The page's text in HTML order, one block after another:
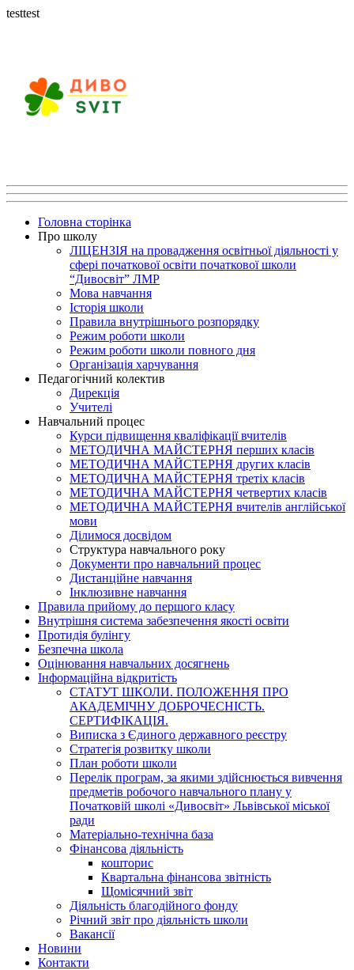
testtest
Головна сторінка
Про школу
ЛІЦЕНЗІЯ на провадження освітньої діяльності у
сфері початкової освіти початкової школи
“Дивосвіт” ЛМР
Мова навчання
Історія школи
Правила внутрішнього розпорядку
Режим роботи школи
Режим роботи школи повного дня
Організація харчування
Педагогічний колектив
Дирекція
Учителі
Навчальний процес
Курси підвищення кваліфікації вчителів
МЕТОДИЧНА МАЙСТЕРНЯ перших класів
МЕТОДИЧНА МАЙСТЕРНЯ других класів
МЕТОДИЧНА МАЙСТЕРНЯ третіх класів
МЕТОДИЧНА МАЙСТЕРНЯ четвертих класів
МЕТОДИЧНА МАЙСТЕРНЯ вчителів англійської
мови
Ділимося досвідом
Структура навчального року
Документи про навчальний процес
Дистанційне навчання
Інклюзивне навчання
Правила прийому до першого класу
Внутрішня система забезпечення якості освіти
Протидія булінгу
Безпечна школа
Оцінювання навчальних досягнень
Інформаційна відкритість
СТАТУТ ШКОЛИ. ПОЛОЖЕННЯ ПРО
АКАДЕМІЧНУ ДОБРОЧЕСНІСТЬ.
СЕРТИФІКАЦІЯ.
Виписка з Єдиного державного реєстру
Стратегія розвитку школи
План роботи школи
Перелік програм, за якими здійснюється вивчення
предметів робочого навчального плану у
Початковій школі «Дивосвіт» Львівської міської
ради
Матеріально-технічна база
Фінансова діяльність
кошторис
Квартальна фінансова звітність
Щомісячний звіт
Діяльність благодійного фонду
Річний звіт про діяльність школи
Вакансії
Новини
Контакти